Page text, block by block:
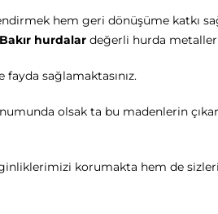
hem geri dönüşüme katkı
Bakır hurdalar değerli hurda
sağlamaktasınız.
olsak ta bu madenlerin
korumakta hem de